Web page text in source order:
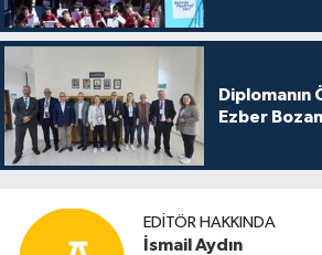
Ezber
EDITÖR HAKKINDA
İsmail Aydın